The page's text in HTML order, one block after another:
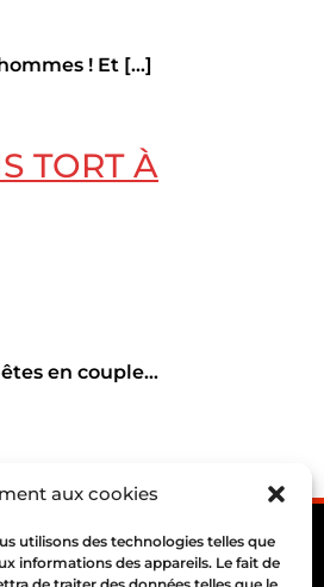
aux cookies
utilisons des technologies telles que
informations des appareils. Le fait de
! Et [...]
TORT À
êtes en couple…